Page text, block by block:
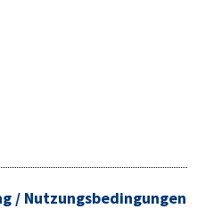
/ Nutzungsbedingungen